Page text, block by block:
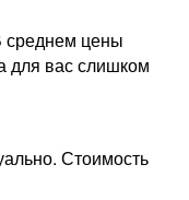
среднем цены
для вас слишком
Стоимость